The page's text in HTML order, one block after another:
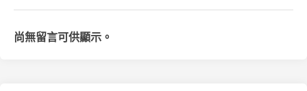
尚無留言可供顯示。